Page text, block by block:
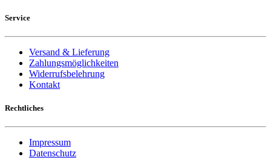
Service
Versand & Lieferung
Zahlungsmöglichkeiten
Widerrufsbelehrung
Kontakt
Rechtliches
Impressum
Datenschutz